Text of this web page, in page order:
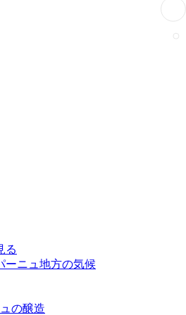
る
ーニュ地方の気候
の醸造